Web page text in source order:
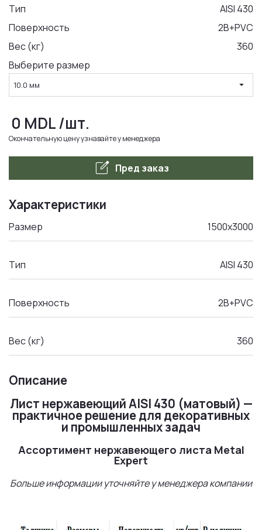
LA COMANDA
Тип
AISI 430
Поверхность
2B+PVC
Вес (кг)
360
Выберите размер
10.0 мм arrow_drop_down
0 MDL/шт.
Окончательную цену узнавайте у менеджера
edit_square Пред заказ
Характеристики
Размер 1500x3000
Тип AISI 430
Поверхность 2B+PVC
Вес (кг) 360
Описание
Лист нержавеющий AISI 430 (матовый) —
практичное решение для декоративных
и промышленных задач
Ассортимент нержавеющего листа Metal
Expert
Больше информации уточняйте у менеджера компании